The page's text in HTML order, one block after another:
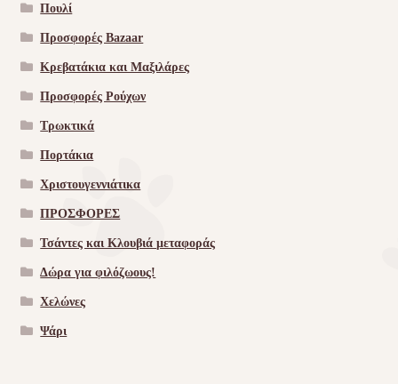
Πουλί
Προσφορές Bazaar
Κρεβατάκια και Μαξιλάρες
Προσφορές Ρούχων
Τρωκτικά
Πορτάκια
Χριστουγεννιάτικα
ΠΡΟΣΦΟΡΕΣ
Τσάντες και Κλουβιά μεταφοράς
Δώρα για φιλόζωους!
Χελώνες
Ψάρι